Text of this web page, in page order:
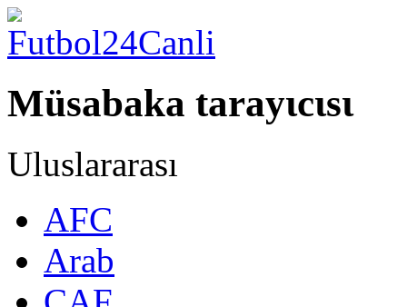
Müsabaka tarayιcιsι
Uluslararası
AFC
Arab